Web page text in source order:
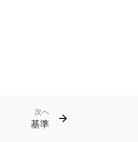
次へ
基準